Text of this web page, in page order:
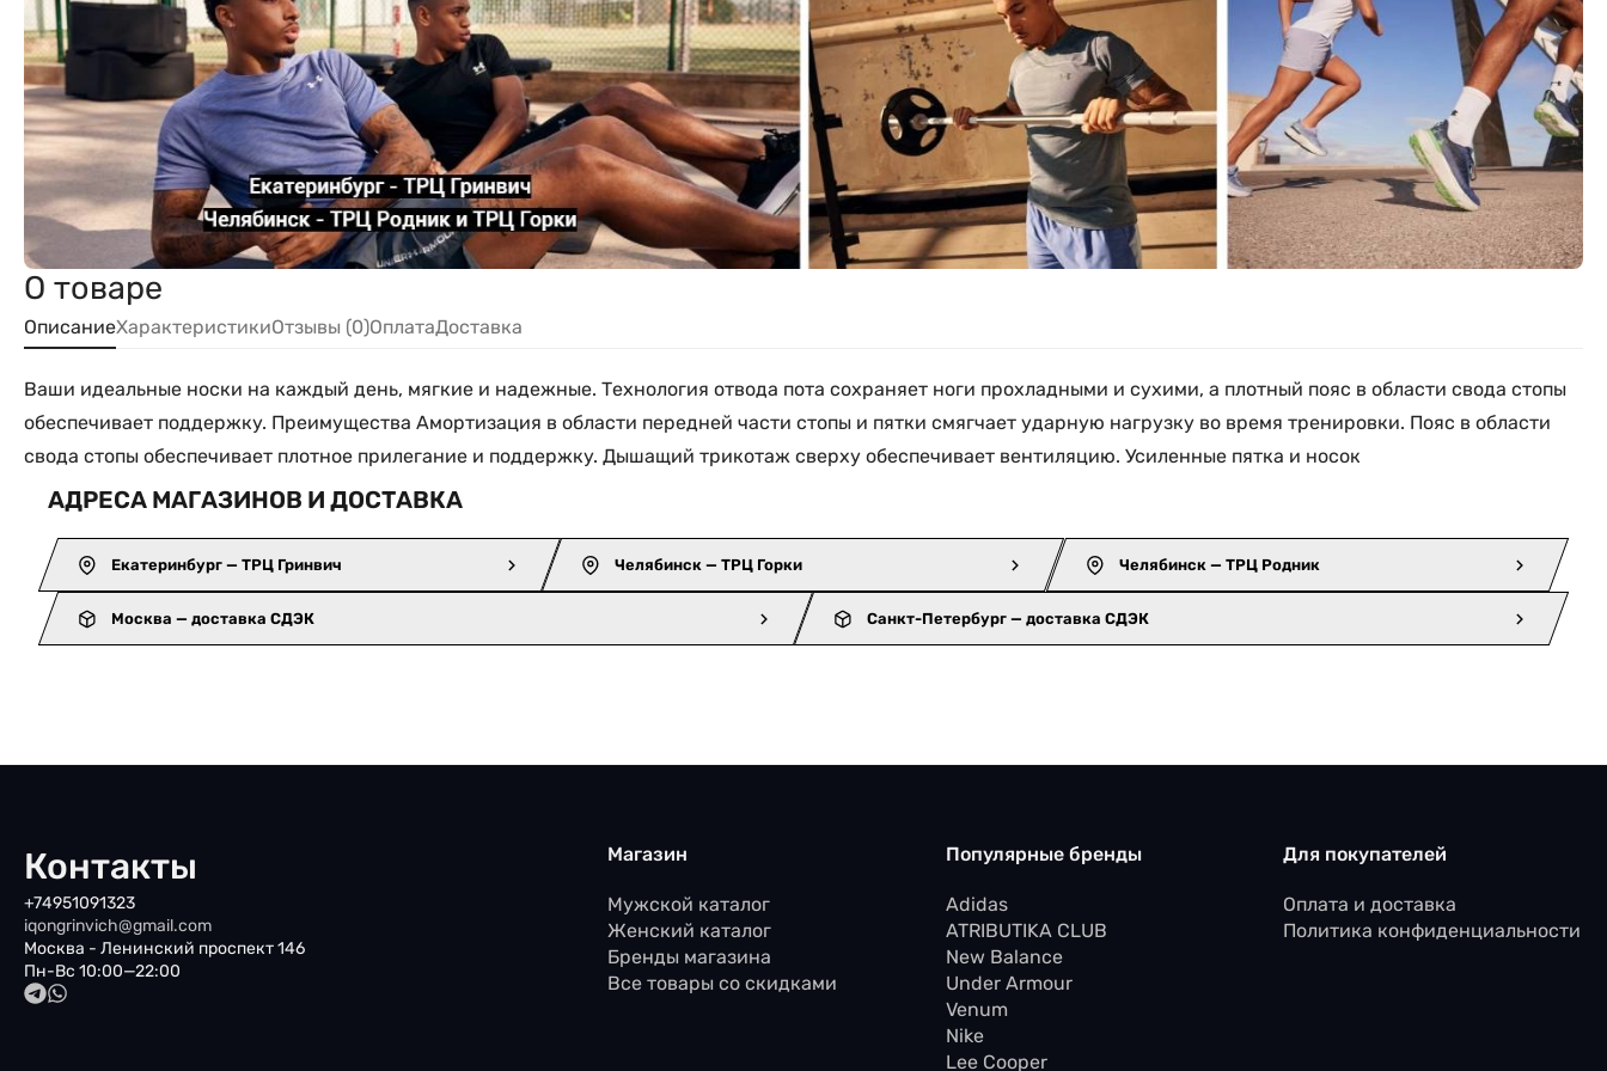
О товаре
ОписаниеХарактеристикиОтзывы (0)ОплатаДоставка
Ваши идеальные носки на каждый день, мягкие и надежные. Технология отвода пота сохраняет ноги прохладными и сухими, а плотный пояс в области свода стопы
обеспечивает поддержку. Преимущества Амортизация в области передней части стопы и пятки смягчает ударную нагрузку во время тренировки. Пояс в области
свода стопы обеспечивает плотное прилегание и поддержку. Дышащий трикотаж сверху обеспечивает вентиляцию. Усиленные пятка и носок
АДРЕСА МАГАЗИНОВ И ДОСТАВКА
Екатеринбург — ТРЦ Гринвич Челябинск — ТРЦ Горки Челябинск — ТРЦ Родник
Москва — доставка СДЭК Санкт-Петербург — доставка СДЭК
Контакты
+74951091323
iqongrinvich@gmail.com
Москва - Ленинский проспект 146
Пн-Вс 10:00—22:00
Магазин
Мужской каталог
Женский каталог
Бренды магазина
Все товары со скидками
Популярные бренды
Adidas
ATRIBUTIKA CLUB
New Balance
Under Armour
Venum
Nike
Lee Cooper
Для покупателей
Оплата и доставка
Политика конфиденциальности